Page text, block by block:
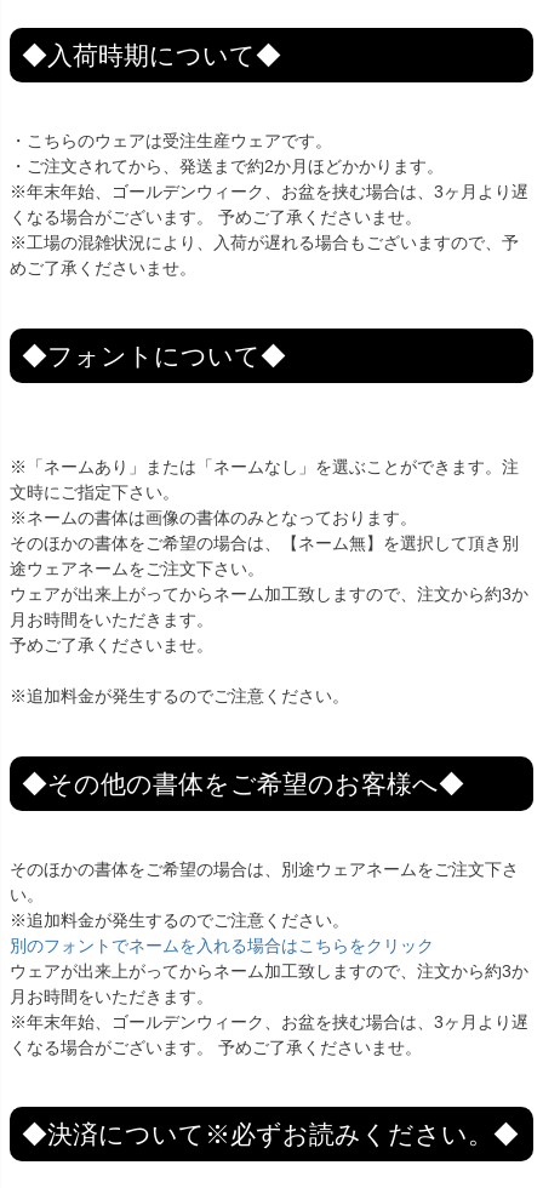
◆入荷時期について◆
・こちらのウェアは受注生産ウェアです。
・ご注文されてから、発送まで約2か月ほどかかります。
※年末年始、ゴールデンウィーク、お盆を挟む場合は、3ヶ月より遅
くなる場合がございます。 予めご了承くださいませ。
※工場の混雑状況により、入荷が遅れる場合もございますので、予
めご了承くださいませ。
◆フォントについて◆
※「ネームあり」または「ネームなし」を選ぶことができます。注
文時にご指定下さい。
※ネームの書体は画像の書体のみとなっております。
そのほかの書体をご希望の場合は、【ネーム無】を選択して頂き別
途ウェアネームをご注文下さい。
ウェアが出来上がってからネーム加工致しますので、注文から約3か
月お時間をいただきます。
予めご了承くださいませ。
※追加料金が発生するのでご注意ください。
◆その他の書体をご希望のお客様へ◆
そのほかの書体をご希望の場合は、別途ウェアネームをご注文下さ
い。
※追加料金が発生するのでご注意ください。
別のフォントでネームを入れる場合はこちらをクリック
ウェアが出来上がってからネーム加工致しますので、注文から約3か
月お時間をいただきます。
※年末年始、ゴールデンウィーク、お盆を挟む場合は、3ヶ月より遅
くなる場合がございます。 予めご了承くださいませ。
◆決済について※必ずお読みください。◆